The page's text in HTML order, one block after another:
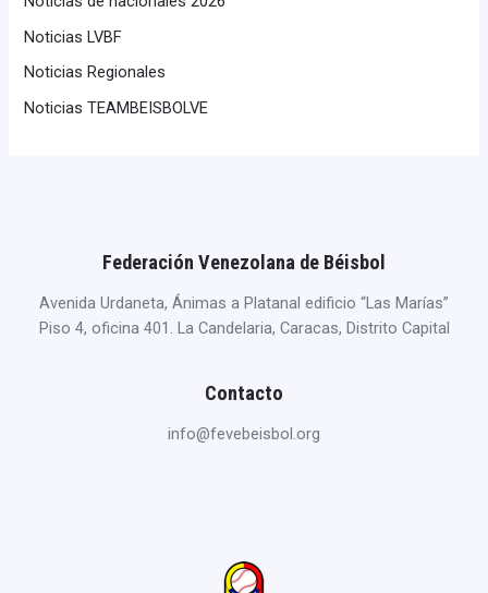
Noticias LVBF
Noticias Regionales
Noticias TEAMBEISBOLVE
Federación Venezolana de Béisbol
Avenida Urdaneta, Ánimas a Platanal edificio “Las Marías”
Piso 4, oficina 401. La Candelaria, Caracas, Distrito Capital
Contacto
info@fevebeisbol.org